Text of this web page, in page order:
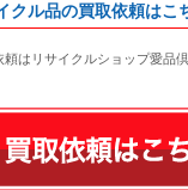
クル品の買取依頼はこ
頼はリサイクルショップ愛品